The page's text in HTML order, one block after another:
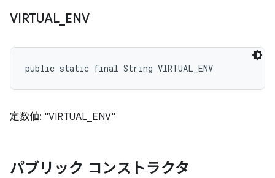
VIRTUAL_ ENV
public static final String VIRTUAL_ENV
定数値: "VIRTUAL_ENV"
パブリック コンストラクタ